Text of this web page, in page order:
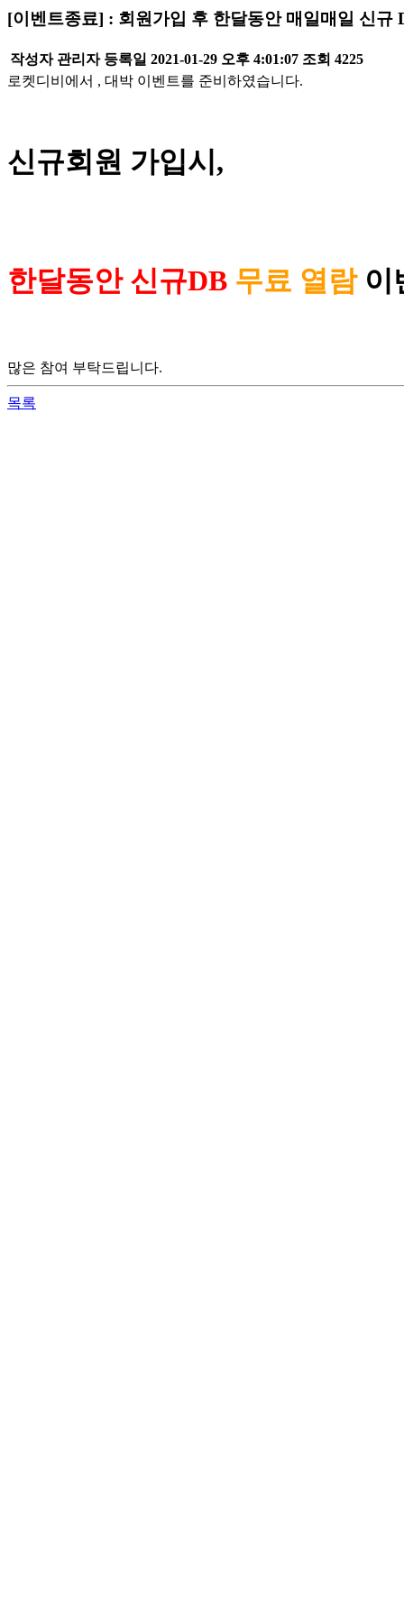
[이벤트종료] : 회원가입 후 한달동안 매일매일 신규
작성자 관리자 등록일 2021-01-29 오후 4:01:07 조회 4225
로켓디비에서 , 대박 이벤트를 준비하였습니다.
신규회원 가입시,
한달동안 신규DB 무료 열람 이
많은 참여 부탁드립니다.
목록